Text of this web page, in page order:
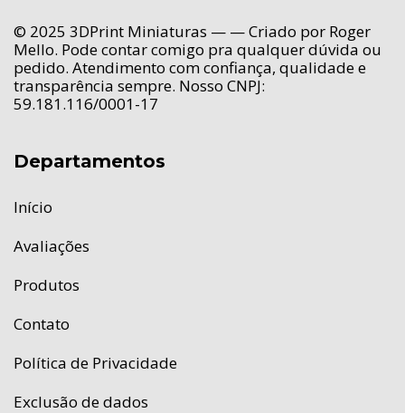
© 2025 3DPrint Miniaturas — — Criado por Roger
Mello. Pode contar comigo pra qualquer dúvida ou
pedido. Atendimento com confiança, qualidade e
transparência sempre. Nosso CNPJ:
59.181.116/0001-17
Departamentos
Início
Avaliações
Produtos
Contato
Política de Privacidade
Exclusão de dados